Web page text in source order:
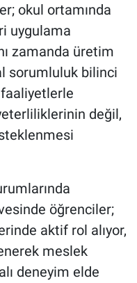
okul ortamında
uygulama
zamanda üretim
sorumluluk bilinci
değil,
öğrenciler;
aktif rol alıyor,
meslek
deneyim elde